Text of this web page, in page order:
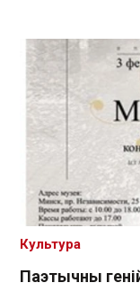
Паэтычны
Культура